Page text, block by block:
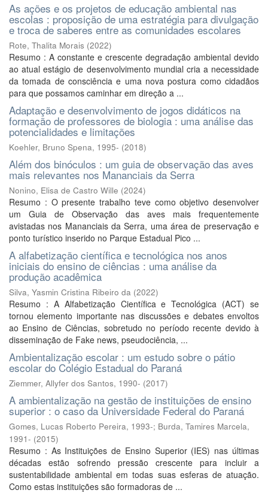
As ações e os projetos de educação ambiental nas
escolas : proposição de uma estratégia para divulgação
e troca de saberes entre as comunidades escolares
Rote, Thalita Morais (2022)
Resumo : A constante e crescente degradação ambiental devido
ao atual estágio de desenvolvimento mundial cria a necessidade
da tomada de consciência e uma nova postura como cidadãos
para que possamos caminhar em direção a ...
Adaptação e desenvolvimento de jogos didáticos na
formação de professores de biologia : uma análise das
potencialidades e limitações
Koehler, Bruno Spena, 1995- (2018)
Além dos binóculos : um guia de observação das aves
mais relevantes nos Mananciais da Serra
Nonino, Elisa de Castro Wille (2024)
Resumo : O presente trabalho teve como objetivo desenvolver
um Guia de Observação das aves mais frequentemente
avistadas nos Mananciais da Serra, uma área de preservação e
ponto turístico inserido no Parque Estadual Pico ...
A alfabetização científica e tecnológica nos anos
iniciais do ensino de ciências : uma análise da
produção acadêmica
Silva, Yasmin Cristina Ribeiro da (2022)
Resumo : A Alfabetização Científica e Tecnológica (ACT) se
tornou elemento importante nas discussões e debates envoltos
ao Ensino de Ciências, sobretudo no período recente devido à
disseminação de Fake news, pseudociência, ...
Ambientalização escolar : um estudo sobre o pátio
escolar do Colégio Estadual do Paraná
Ziemmer, Allyfer dos Santos, 1990- (2017)
A ambientalização na gestão de instituições de ensino
superior : o caso da Universidade Federal do Paraná
Gomes, Lucas Roberto Pereira, 1993-; Burda, Tamires Marcela,
1991- (2015)
Resumo : As Instituições de Ensino Superior (IES) nas últimas
décadas estão sofrendo pressão crescente para incluir a
sustentabilidade ambiental em todas suas esferas de atuação.
Como estas instituições são formadoras de ...